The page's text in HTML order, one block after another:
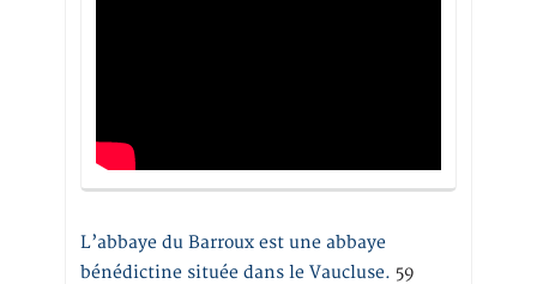
L’abbaye du Barroux est une abbaye
bénédictine située dans le Vaucluse. 59